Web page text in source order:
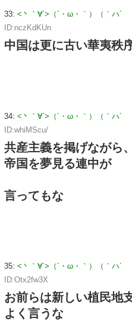
33: <丶｀∀´>（´・ω・｀）（｀ハ´
ID:nczKdKUn
中国は更に古い華夷秩
34: <丶｀∀´>（´・ω・｀）（｀ハ´
ID:whiMScu/
共産主義を掲げながら
帝国を夢見る連中が
言ってもな
35: <丶｀∀´>（´・ω・｀）（｀ハ´
ID:Otx2fw3X
お前らは新しい植民地
よく言うな